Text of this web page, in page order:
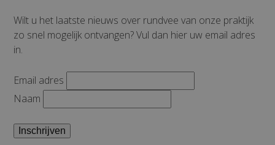
Wilt u het laatste nieuws over rundvee van onze praktijk
zo snel mogelijk ontvangen? Vul dan hier uw email adres
in.
Email adres
Naam